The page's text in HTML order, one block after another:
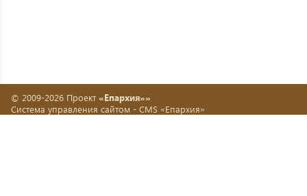
© 2009-2026 Проект «Епархия»»
Система управления сайтом - CMS «Епархия»